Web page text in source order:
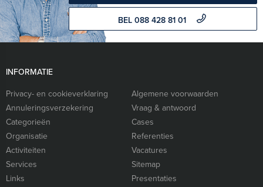
BEL 088 428 81 01
INFORMATIE
Privacy- en cookieverklaring
Algemene voorwaarden
Annuleringsverzekering
Vraag & antwoord
Categorieën
Cases
Organisatie
Referenties
Activiteiten
Vacatures
Services
Sitemap
Links
Presentaties